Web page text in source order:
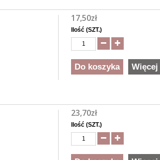
17,50zł
Ilość (SZT.)
Do koszyka Więcej
23,70zł
Ilość (SZT.)